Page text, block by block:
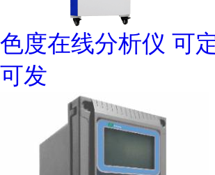
色度在线分析仪 可
可发